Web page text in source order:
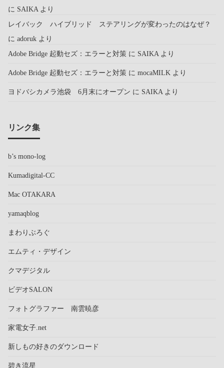
に SAIKA より
レイバック ハイブリッド ステアリングが変わったのはなぜ？
に adoruk より
Adobe Bridge 起動セズ：エラーと対策 に SAIKA より
Adobe Bridge 起動セズ：エラーと対策 に mocaMILK より
ヨドバシカメラ池袋 6月末にオープン に SAIKA より
リンク集
b’s mono-log
Kumadigital-CC
Mac OTAKARA
yamaqblog
まわりぶろぐ
エムティ・デザイン
クマデジタル
ビデオSALON
フォトグラファー 南雲暁彦
家電女子.net
新しもの好きのダウンロード
碧き流星